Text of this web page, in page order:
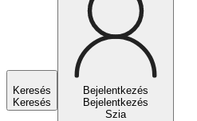
Keresés
Keresés
Bejelentkezés
Bejelentkezés
Szia